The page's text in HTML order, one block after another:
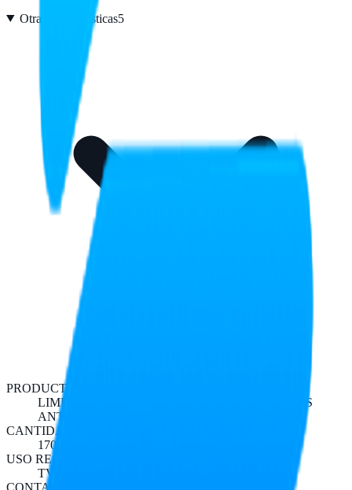
Otras características5
PRODUCTO
LIMPIADOR PARA TODO TIPO DE PANTALLAS
ANTIESTATICO
CANTIDAD Y MEDIDA
170 ML
USO RECOMENDADO
TV PC CELULARES LAPTOP
CONTABILIDAD